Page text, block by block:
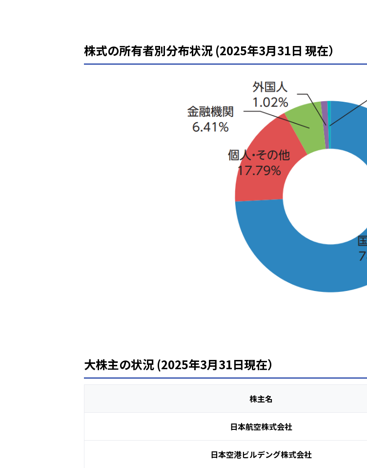
株式の所有者別分布状況 (2025年3月31日 現在）
大株主の状況 (2025年3月31日現在）
株主名
日本航空株式会社
日本空港ビルデング株式会社